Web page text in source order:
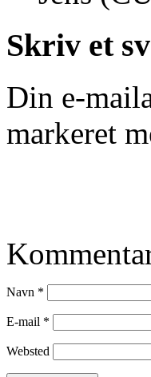
Skriv et
Din e-
markeret
Navn *
E-mail *
Websted